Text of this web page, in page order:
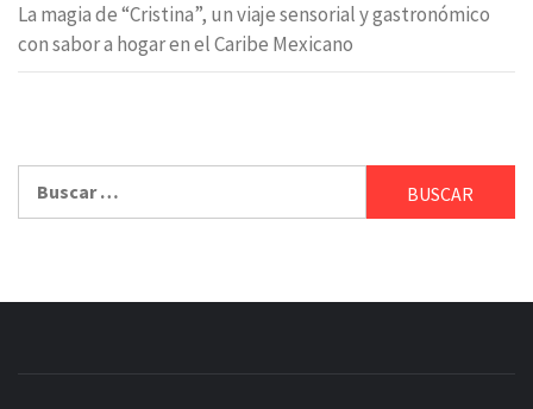
La magia de “Cristina”, un viaje sensorial y gastronómico
con sabor a hogar en el Caribe Mexicano